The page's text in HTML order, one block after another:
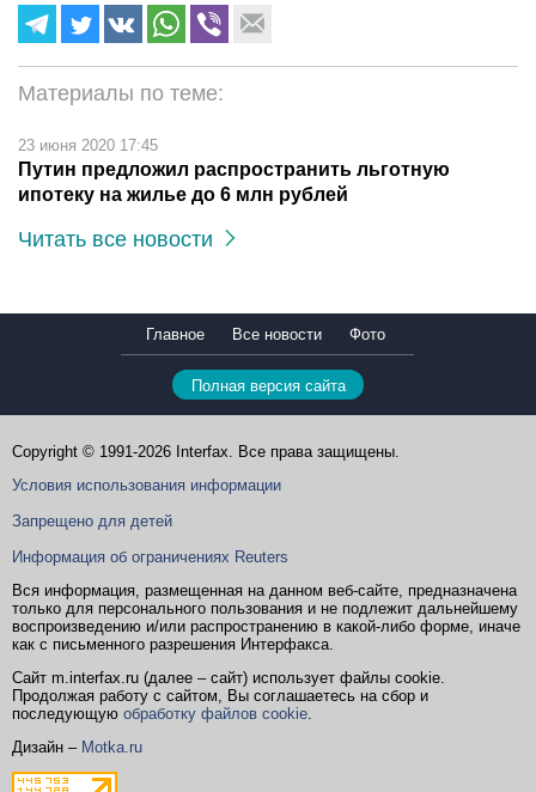
Материалы по теме:
23 июня 2020 17:45
Путин предложил распространить льготную
ипотеку на жилье до 6 млн рублей
Читать все новости
Главное Все новости Фото
Полная версия сайта
Copyright © 1991-2026 Interfax. Все права защищены.
Условия использования информации
Запрещено для детей
Информация об ограничениях Reuters
Вся информация, размещенная на данном веб-сайте, предназначена
только для персонального пользования и не подлежит дальнейшему
воспроизведению и/или распространению в какой-либо форме, иначе
как с письменного разрешения Интерфакса.
Сайт m.interfax.ru (далее – сайт) использует файлы cookie.
Продолжая работу с сайтом, Вы соглашаетесь на сбор и
последующую обработку файлов cookie.
Дизайн – Motka.ru